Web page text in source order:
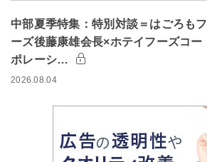
中部夏季特集：特別対談＝はごろもフ
ーズ後藤康雄会長×ホテイフーズコー
ポレーシ…
2026.08.04